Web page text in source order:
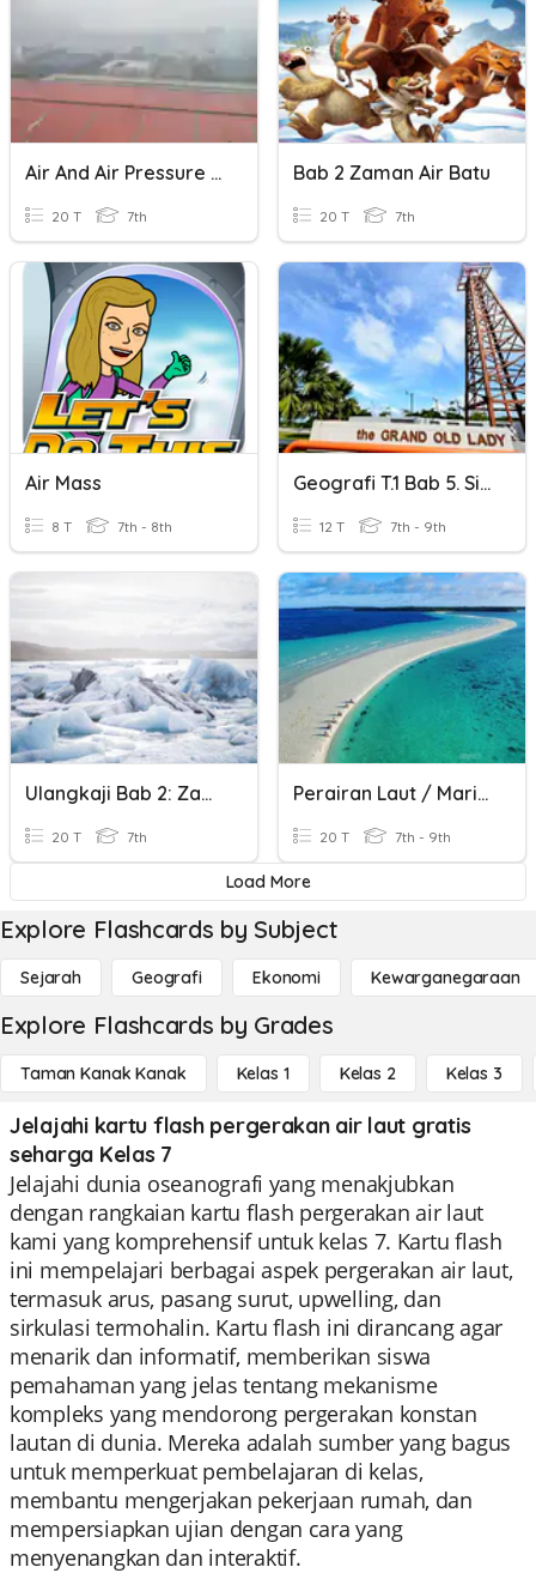
Air And Air Pressure Review
20 T 7th
Bab 2 Zaman Air Batu
20 T 7th
Air Mass
8 T 7th - 8th
Geografi T.1 Bab 5. Sistem Bumi
12 T 7th - 9th
Ulangkaji Bab 2: Zaman Air Batu
20 T 7th
Perairan Laut / Maritim
20 T 7th - 9th
Load More
Explore Flashcards by Subject
Sejarah Geografi Ekonomi Kewarganegaraan
Explore Flashcards by Grades
Taman Kanak Kanak Kelas 1 Kelas 2 Kelas 3
Jelajahi kartu flash pergerakan air laut gratis
seharga Kelas 7
Jelajahi dunia oseanografi yang menakjubkan
dengan rangkaian kartu flash pergerakan air laut
kami yang komprehensif untuk kelas 7. Kartu flash
ini mempelajari berbagai aspek pergerakan air laut,
termasuk arus, pasang surut, upwelling, dan
sirkulasi termohalin. Kartu flash ini dirancang agar
menarik dan informatif, memberikan siswa
pemahaman yang jelas tentang mekanisme
kompleks yang mendorong pergerakan konstan
lautan di dunia. Mereka adalah sumber yang bagus
untuk memperkuat pembelajaran di kelas,
membantu mengerjakan pekerjaan rumah, dan
mempersiapkan ujian dengan cara yang
menyenangkan dan interaktif.